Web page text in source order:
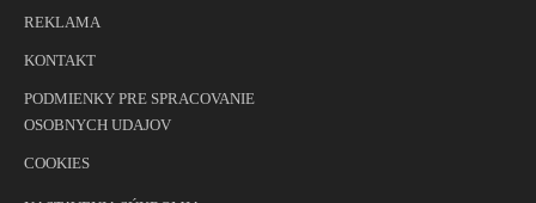
REKLAMA
KONTAKT
PODMIENKY PRE SPRACOVANIE
OSOBNYCH UDAJOV
COOKIES